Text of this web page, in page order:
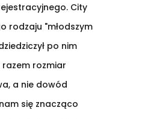
City
rodzaju "młodszym
po nim
rozmiar
a nie dowód
się znacząco